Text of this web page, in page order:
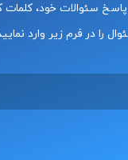
پاسخ سئوالات خود، کلمات
را در فرم زیر وارد